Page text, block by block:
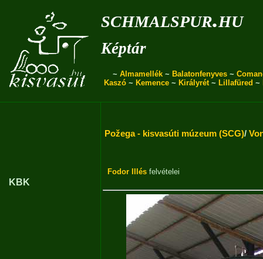
schmalspur.hu
Képtár
~ Almamellék ~ Balatonfenyves ~
Kaszó~ Kemence~ Királyrét~ Lillafüred ~
KBK
Požega - kisvasúti múzeum (SCG)/
Fodor Illés felvételei